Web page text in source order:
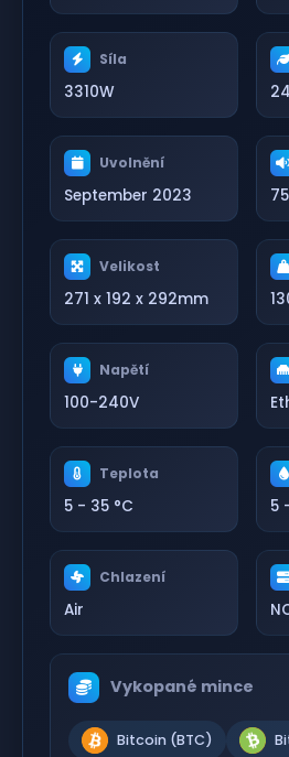
Síla
3310W
Uvolnění
September 2023
Velikost
271 x 192 x 292mm
Napětí
100-240V
Teplota
5 - 35 °C 5
Chlazení
Air
Vykopané mince
Bitcoin (BTC)